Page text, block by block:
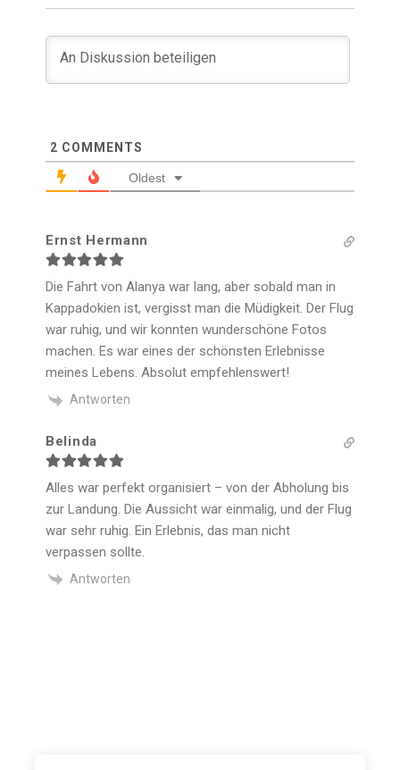
2 COMMENTS
Oldest
Ernst Hermann
Die Fahrt von Alanya war lang, aber sobald man in
Kappadokien ist, vergisst man die Müdigkeit. Der Flug
war ruhig, und wir konnten wunderschöne Fotos
machen. Es war eines der schönsten Erlebnisse
meines Lebens. Absolut empfehlenswert!
Antworten
Belinda
Alles war perfekt organisiert – von der Abholung bis
zur Landung. Die Aussicht war einmalig, und der Flug
war sehr ruhig. Ein Erlebnis, das man nicht
verpassen sollte.
Antworten